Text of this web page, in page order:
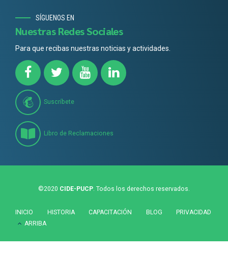
SÍGUENOS EN
Nuestras Redes Sociales
Para que recibas nuestras noticias y actividades.
Suscríbete
Libro de Reclamaciones
©2020 CIDE-PUCP. Todos los derechos reservados.
INICIO HISTORIA CAPACITACIÓN BLOG
PRIVACIDAD
ARRIBA